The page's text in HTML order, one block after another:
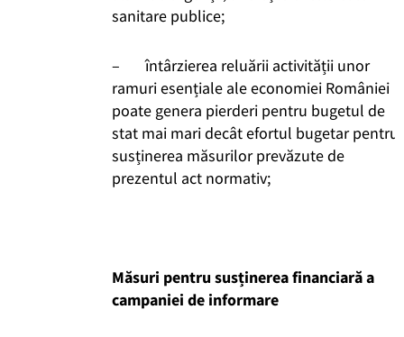
sanitare publice;
– întârzierea reluării activității unor
ramuri esențiale ale economiei României
poate genera pierderi pentru bugetul de
stat mai mari decât efortul bugetar pentru
susținerea măsurilor prevăzute de
prezentul act normativ;
Măsuri pentru susținerea financiară a
campaniei de informare